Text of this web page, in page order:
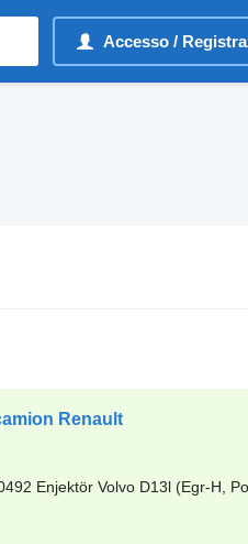
Accesso /
Renault
Enjektör Volvo D13l (Egr-H,